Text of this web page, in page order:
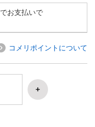
お支払いで
コメリポイントについて